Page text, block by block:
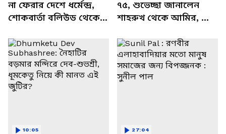
না ফেরার দেশে ধর্মেন্দ্র,
শোকবার্তা বলিউড থেকে
৭৫, শুভেচ্ছা জানালেন
শাহরুখ থেকে আমির, কী
10:05 27:04